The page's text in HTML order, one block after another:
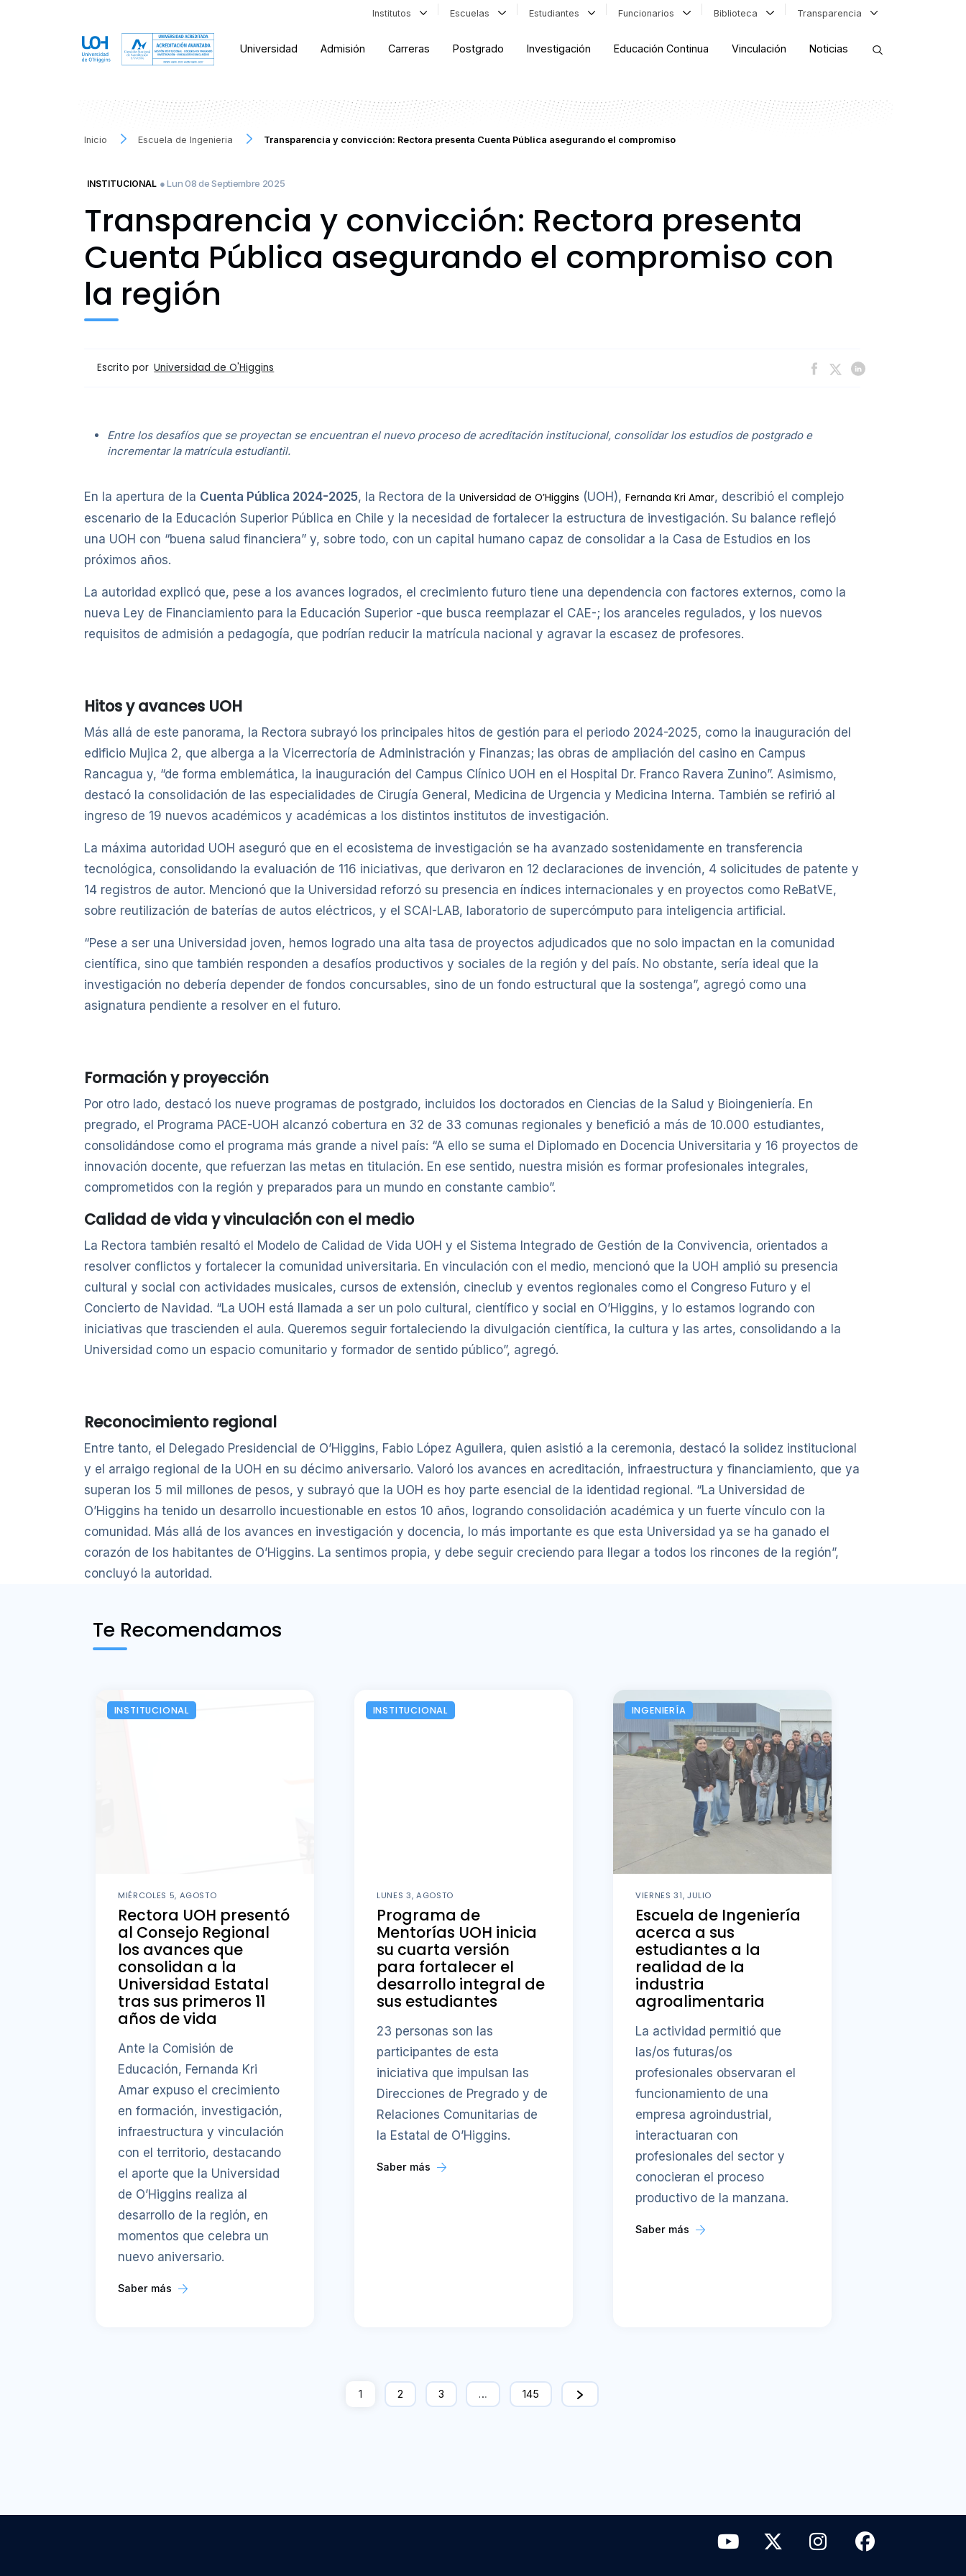
Institutos Escuelas Estudiantes Funcionarios Biblioteca Transparencia
Universidad Admisión Carreras Postgrado Investigación Educación Continua Vinculación Noticias
Inicio Escuela de Ingenieria Transparencia y convicción: Rectora presenta Cuenta Pública asegurando el compromiso
INSTITUCIONAL ● Lun 08 de Septiembre 2025
Transparencia y convicción: Rectora presenta
Cuenta Pública asegurando el compromiso con
la región
Escrito por Universidad de O'Higgins
Entre los desafíos que se proyectan se encuentran el nuevo proceso de acreditación institucional, consolidar los estudios de postgrado e
incrementar la matrícula estudiantil.
En la apertura de la Cuenta Pública 2024-2025, la Rectora de la Universidad de O’Higgins (UOH), Fernanda Kri Amar, describió el complejo
escenario de la Educación Superior Pública en Chile y la necesidad de fortalecer la estructura de investigación. Su balance reflejó
una UOH con “buena salud financiera” y, sobre todo, con un capital humano capaz de consolidar a la Casa de Estudios en los
próximos años.
La autoridad explicó que, pese a los avances logrados, el crecimiento futuro tiene una dependencia con factores externos, como la
nueva Ley de Financiamiento para la Educación Superior -que busca reemplazar el CAE-; los aranceles regulados, y los nuevos
requisitos de admisión a pedagogía, que podrían reducir la matrícula nacional y agravar la escasez de profesores.
Hitos y avances UOH
Más allá de este panorama, la Rectora subrayó los principales hitos de gestión para el periodo 2024-2025, como la inauguración del
edificio Mujica 2, que alberga a la Vicerrectoría de Administración y Finanzas; las obras de ampliación del casino en Campus
Rancagua y, “de forma emblemática, la inauguración del Campus Clínico UOH en el Hospital Dr. Franco Ravera Zunino”. Asimismo,
destacó la consolidación de las especialidades de Cirugía General, Medicina de Urgencia y Medicina Interna. También se refirió al
ingreso de 19 nuevos académicos y académicas a los distintos institutos de investigación.
La máxima autoridad UOH aseguró que en el ecosistema de investigación se ha avanzado sostenidamente en transferencia
tecnológica, consolidando la evaluación de 116 iniciativas, que derivaron en 12 declaraciones de invención, 4 solicitudes de patente y
14 registros de autor. Mencionó que la Universidad reforzó su presencia en índices internacionales y en proyectos como ReBatVE,
sobre reutilización de baterías de autos eléctricos, y el SCAI-LAB, laboratorio de supercómputo para inteligencia artificial.
“Pese a ser una Universidad joven, hemos logrado una alta tasa de proyectos adjudicados que no solo impactan en la comunidad
científica, sino que también responden a desafíos productivos y sociales de la región y del país. No obstante, sería ideal que la
investigación no debería depender de fondos concursables, sino de un fondo estructural que la sostenga”, agregó como una
asignatura pendiente a resolver en el futuro.
Formación y proyección
Por otro lado, destacó los nueve programas de postgrado, incluidos los doctorados en Ciencias de la Salud y Bioingeniería. En
pregrado, el Programa PACE-UOH alcanzó cobertura en 32 de 33 comunas regionales y benefició a más de 10.000 estudiantes,
consolidándose como el programa más grande a nivel país: “A ello se suma el Diplomado en Docencia Universitaria y 16 proyectos de
innovación docente, que refuerzan las metas en titulación. En ese sentido, nuestra misión es formar profesionales integrales,
comprometidos con la región y preparados para un mundo en constante cambio”.
Calidad de vida y vinculación con el medio
La Rectora también resaltó el Modelo de Calidad de Vida UOH y el Sistema Integrado de Gestión de la Convivencia, orientados a
resolver conflictos y fortalecer la comunidad universitaria. En vinculación con el medio, mencionó que la UOH amplió su presencia
cultural y social con actividades musicales, cursos de extensión, cineclub y eventos regionales como el Congreso Futuro y el
Concierto de Navidad. “La UOH está llamada a ser un polo cultural, científico y social en O’Higgins, y lo estamos logrando con
iniciativas que trascienden el aula. Queremos seguir fortaleciendo la divulgación científica, la cultura y las artes, consolidando a la
Universidad como un espacio comunitario y formador de sentido público”, agregó.
Reconocimiento regional
Entre tanto, el Delegado Presidencial de O’Higgins, Fabio López Aguilera, quien asistió a la ceremonia, destacó la solidez institucional
y el arraigo regional de la UOH en su décimo aniversario. Valoró los avances en acreditación, infraestructura y financiamiento, que ya
superan los 5 mil millones de pesos, y subrayó que la UOH es hoy parte esencial de la identidad regional. “La Universidad de
O’Higgins ha tenido un desarrollo incuestionable en estos 10 años, logrando consolidación académica y un fuerte vínculo con la
comunidad. Más allá de los avances en investigación y docencia, lo más importante es que esta Universidad ya se ha ganado el
corazón de los habitantes de O’Higgins. La sentimos propia, y debe seguir creciendo para llegar a todos los rincones de la región”,
concluyó la autoridad.
Te Recomendamos
INSTITUCIONAL
MIÉRCOLES 5, AGOSTO
Rectora UOH presentó
al Consejo Regional
los avances que
consolidan a la
Universidad Estatal
tras sus primeros 11
años de vida
Ante la Comisión de
Educación, Fernanda Kri
Amar expuso el crecimiento
en formación, investigación,
infraestructura y vinculación
con el territorio, destacando
el aporte que la Universidad
de O’Higgins realiza al
desarrollo de la región, en
momentos que celebra un
nuevo aniversario.
Saber más
INSTITUCIONAL
LUNES 3, AGOSTO
Programa de
Mentorías UOH inicia
su cuarta versión
para fortalecer el
desarrollo integral de
sus estudiantes
23 personas son las
participantes de esta
iniciativa que impulsan las
Direcciones de Pregrado y de
Relaciones Comunitarias de
la Estatal de O’Higgins.
Saber más
INGENIERÍA
VIERNES 31, JULIO
Escuela de Ingeniería
acerca a sus
estudiantes a la
realidad de la
industria
agroalimentaria
La actividad permitió que
las/os futuras/os
profesionales observaran el
funcionamiento de una
empresa agroindustrial,
interactuaran con
profesionales del sector y
conocieran el proceso
productivo de la manzana.
Saber más
1 2 3 … 145